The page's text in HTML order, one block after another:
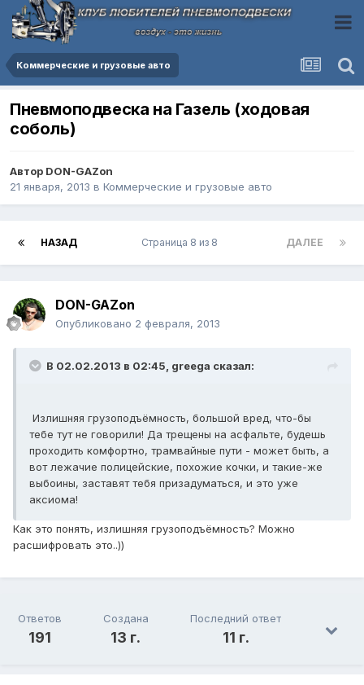
Коммерческие и грузовые авто
Пневмоподвеска на Газель (ходовая
соболь)
Автор DON-GAZon
21 января, 2013 в Коммерческие и грузовые авто
НАЗАД ДАЛЕЕ
Страница 8 из 8
DON-GAZon
Опубликовано 2 февраля, 2013
В 02.02.2013 в 02:45, greega сказал:
Излишняя грузоподъёмность, большой вред, что-бы
тебе тут не говорили! Да трещены на асфальте, будешь
проходить комфортно, трамвайные пути - может быть, а
вот лежачие полицейские, похожие кочки, и такие-же
выбоины, заставят тебя призадуматься, и это уже
аксиома!
Как это понять, излишняя грузоподъёмность? Можно
расшифровать это..))
Ответов
191
Создана
13 г.
Последний ответ
11 г.